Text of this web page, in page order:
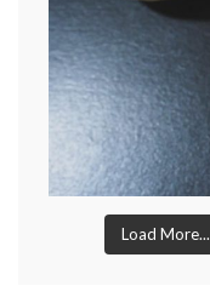
Load More...